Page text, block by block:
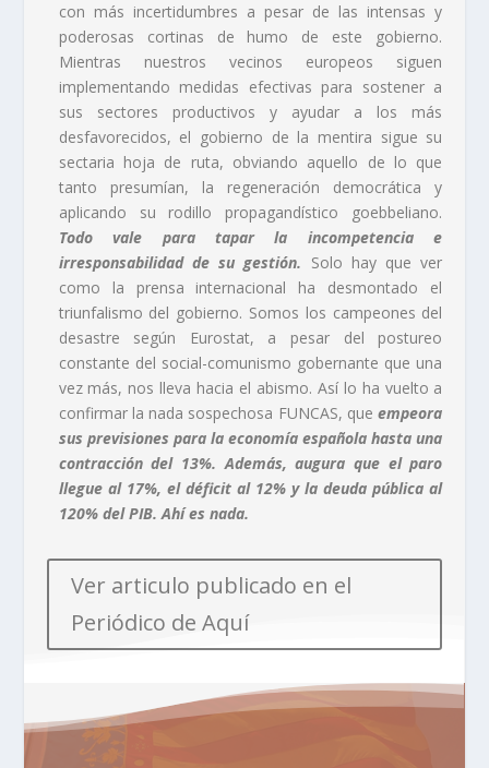
con más incertidumbres a pesar de las intensas y
poderosas cortinas de humo de este gobierno.
Mientras nuestros vecinos europeos siguen
implementando medidas efectivas para sostener a
sus sectores productivos y ayudar a los más
desfavorecidos, el gobierno de la mentira sigue su
sectaria hoja de ruta, obviando aquello de lo que
tanto presumían, la regeneración democrática y
aplicando su rodillo propagandístico goebbeliano.
Todo vale para tapar la incompetencia e
irresponsabilidad de su gestión. Solo hay que ver
como la prensa internacional ha desmontado el
triunfalismo del gobierno. Somos los campeones del
desastre según Eurostat, a pesar del postureo
constante del social-comunismo gobernante que una
vez más, nos lleva hacia el abismo. Así lo ha vuelto a
confirmar la nada sospechosa FUNCAS, queempeora
sus previsiones para la economía española hasta una
contracción del 13%. Además, augura que el paro
llegue al 17%, el déficit al 12% y la deuda pública al
120% del PIB. Ahí es nada.
Ver articulo publicado en el
Periódico de Aquí